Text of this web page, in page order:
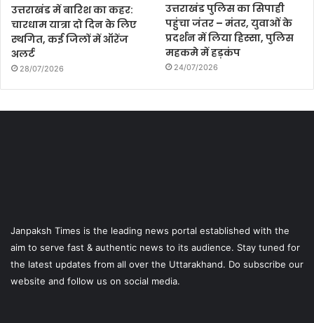
उत्तराखंड में बारिश का कहर:
चारधाम यात्रा दो दिन के लिए
स्थगित, कई जिलों में ऑरेंज
अलर्ट
28/07/2026
उत्तराखंड पुलिस का सिपाही
पहुंचा जंतर – मंतर, युवाओं के
प्रदर्शन में लिया हिस्सा, पुलिस
महकमे में हड़कंप
24/07/2026
Janpaksh Times is the leading news portal established with the
aim to serve fast & authentic news to its audience. Stay tuned for
the latest updates from all over the Uttarakhand. Do subscribe our
website and follow us on social media.